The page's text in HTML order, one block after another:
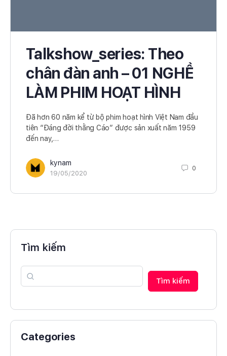
Talkshow_series: Theo
chân đàn anh – 01 NGHỀ
LÀM PHIM HOẠT HÌNH
Đã hơn 60 năm kể từ bộ phim hoạt hình Việt Nam đầu
tiên “Đáng đời thằng Cáo” được sản xuất năm 1959
đến nay,…
kynam
19/05/2020
0
Tìm kiếm
Tìm kiếm
Categories